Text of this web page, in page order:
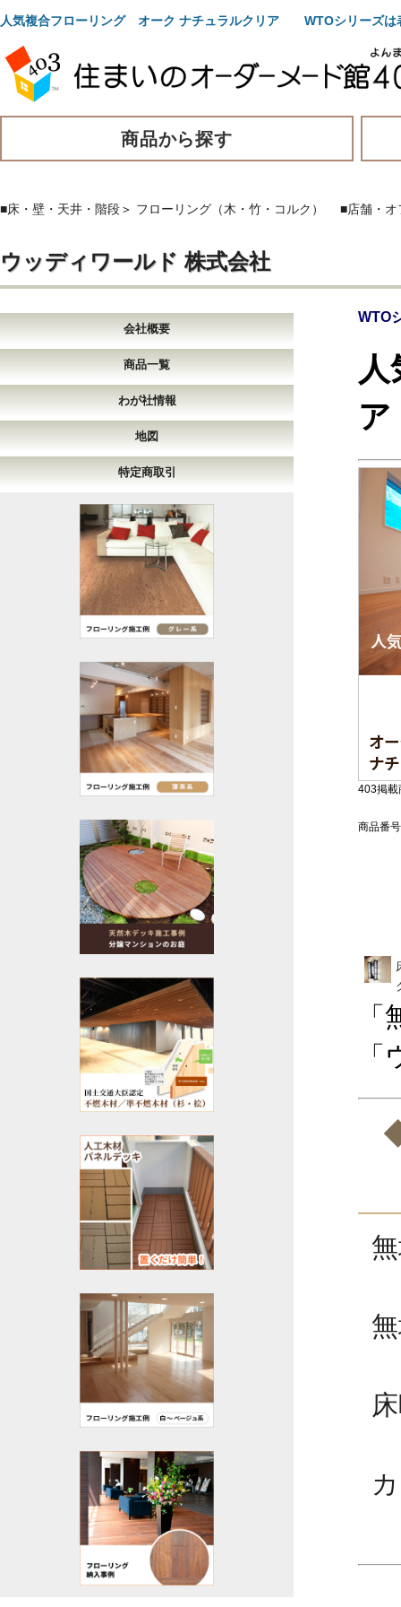
人気複合フローリング オーク ナチュラルクリア WTOシリーズは
商品から探す
■床・壁・天井・階段＞ フローリング（木・竹・コルク） ■店舗・オ
ウッディワールド 株式会社
会社概要
商品一覧
わが社情報
地図
特定商取引
WTO
ア
403掲載
商品番